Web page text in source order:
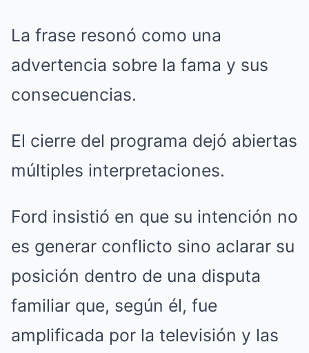
La frase resonó como una
advertencia sobre la fama y sus
consecuencias.
El cierre del programa dejó abiertas
múltiples interpretaciones.
Ford insistió en que su intención no
es generar conflicto sino aclarar su
posición dentro de una disputa
familiar que, según él, fue
amplificada por la televisión y las